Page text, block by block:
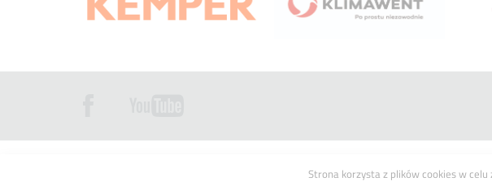
Strona korzysta z plików cookies w
Mapa strony Pliki cookies